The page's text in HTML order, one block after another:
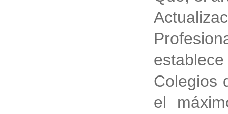
Colegios
el